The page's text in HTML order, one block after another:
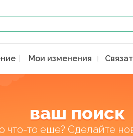
Мои изменения
ваш поиск
что-то еще? Сделайте